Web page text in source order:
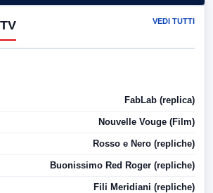
VEDI TUTTI
FabLab (replica)
Nouvelle Vouge (Film)
Rosso e Nero (repliche)
Buonissimo Red Roger (repliche)
Fili Meridiani (repliche)